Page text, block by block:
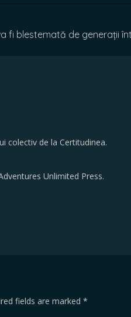
fi blestemată de generații
colectiv de la Certitudinea.
Unlimited Press.
fields are marked *